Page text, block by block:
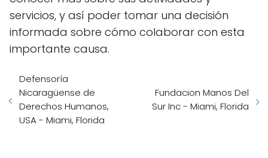
servicios, y así poder tomar una decisión
informada sobre cómo colaborar con esta
importante causa.
Defensoría
Nicaragüense de
Derechos Humanos,
USA - Miami, Florida
Fundacion Manos Del
Sur Inc - Miami, Florida